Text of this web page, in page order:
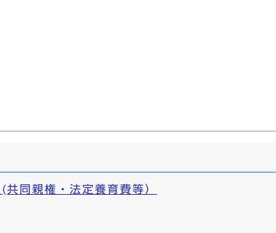
同親権・法定養育費等）